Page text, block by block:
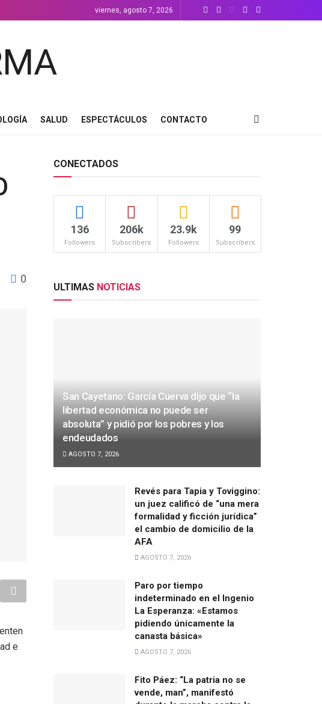
viernes, agosto 7, 2026
SALUD ESPECTÁCULOS CONTACTO
0
e
CONECTADOS
136
Followers
206k
Subscribers
23.9k
Followers
99
Subscribers
ULTIMAS NOTICIAS
San Cayetano: García Cuerva dijo que “la
libertad económica no puede ser
absoluta” y pidió por los pobres y los
endeudados
AGOSTO 7, 2026
Revés para Tapia y Toviggino:
un juez calificó de “una mera
formalidad y ficción jurídica”
el cambio de domicilio de la
AFA
AGOSTO 7, 2026
Paro por tiempo
indeterminado en el Ingenio
La Esperanza: «Estamos
pidiendo únicamente la
canasta básica»
AGOSTO 7, 2026
Fito Páez: “La patria no se
vende, man”, manifestó